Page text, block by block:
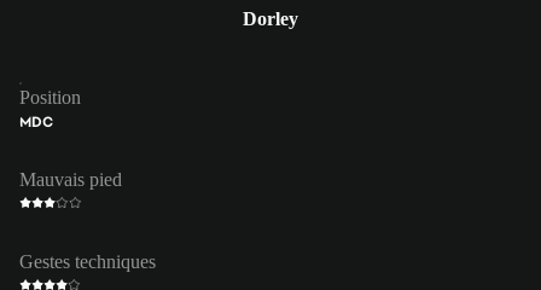
Dorley
Position
MDC
Mauvais pied
Gestes techniques